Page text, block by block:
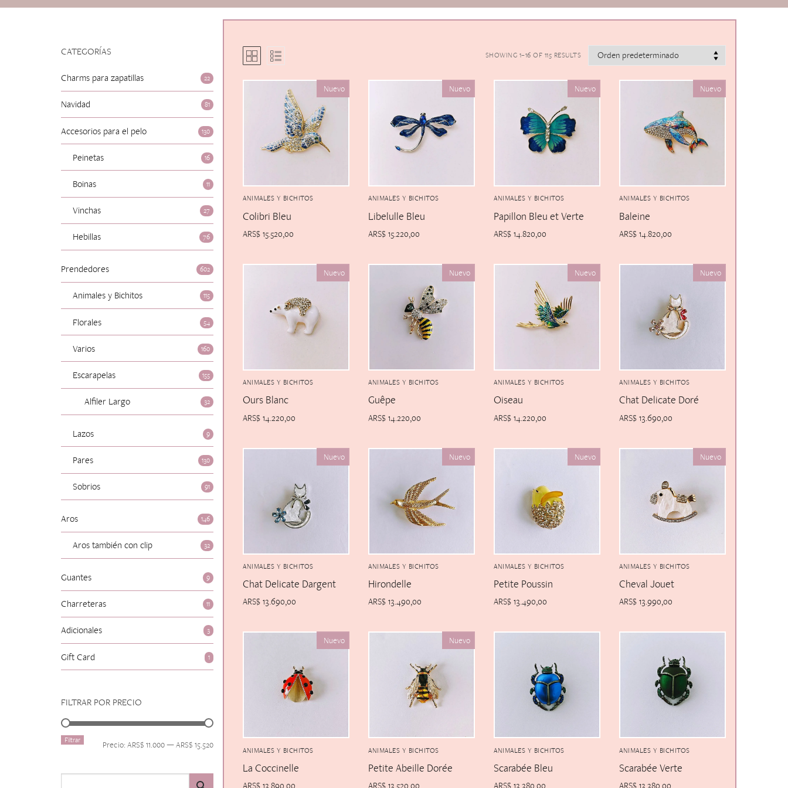
Varios
Pares
Sobrios
Vinchas
Guantes
Gift Card
SHOWING 1–16 OF 115 RESULTS
ANIMALES Y BICHITOS
Nuevo
Colibri Bleu
ARS$ 15.520,00
ANIMALES Y BICHITOS
Nuevo
Libelulle Bleu
ARS$ 15.220,00
ANIMALES Y BICHITOS
Nuevo
Papillon Bleu et Verte
ARS$ 14.820,00
ANIMALES Y BICHITOS
Nuevo
Baleine
ARS$ 14.820,00
ANIMALES Y BICHITOS
Nuevo
Ours Blanc
ARS$ 14.220,00
ANIMALES Y BICHITOS
Nuevo
Guêpe
ARS$ 14.220,00
ANIMALES Y BICHITOS
Nuevo
Oiseau
ARS$ 14.220,00
ANIMALES Y BICHITOS
Nuevo
Chat Delicate Doré
ARS$ 13.690,00
ANIMALES Y BICHITOS
Nuevo
Chat Delicate Dargent
ARS$ 13.690,00
ANIMALES Y BICHITOS
Nuevo
Hirondelle
ARS$ 13.490,00
ANIMALES Y BICHITOS
Nuevo
Petite Poussin
ARS$ 13.490,00
ANIMALES Y BICHITOS
Nuevo
Cheval Jouet
ARS$ 13.990,00
ANIMALES Y BICHITOS
Nuevo
La Coccinelle
ANIMALES Y BICHITOS
Nuevo
Petite Abeille Dorée
ANIMALES Y BICHITOS
Scarabée Bleu
ANIMALES Y BICHITOS
Scarabée Verte
CATEGORÍAS
Charms para zapatillas 22
Navidad 81
Accesorios para el pelo 130
Peinetas 16
Boinas 11
Vinchas 27
Hebillas 76
Prendedores 602
Animales y Bichitos 115
Florales 54
Varios 160
Escarapelas 155
Alfiler Largo 32
Lazos 9
Pares 130
Sobrios 91
Aros 146
Aros también con clip 32
Guantes 9
Charreteras 11
Adicionales 3
Gift Card 1
FILTRAR POR PRECIO
Precio
Precio
Filtrar Precio: ARS$ 11.000—ARS$ 15.520